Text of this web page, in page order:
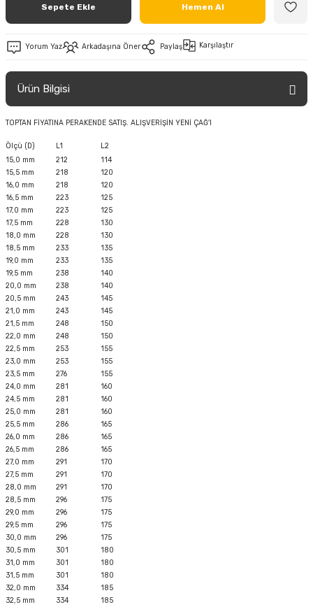
Sepete Ekle Hemen Al
Yorum Yaz Arkadaşına Öner Paylaş Karşılaştır
Ürün Bilgisi
TOPTAN FİYATINA PERAKENDE SATIŞ. ALIŞVERİŞİN YENİ ÇAĞ'I
Ölçü (D) L1
L2
15,0 mm
212
114
15,5 mm
218
120
16,0 mm
218
120
16,5 mm
223
125
17,0 mm
223
125
17,5 mm
228
130
18,0 mm
228
130
18,5 mm
233
135
19,0 mm
233
135
19,5 mm
238
140
20,0 mm
238
140
20,5 mm
243
145
21,0 mm
243
145
21,5 mm
248
150
22,0 mm
248
150
22,5 mm
253
155
23,0 mm
253
155
23,5 mm
276
155
24,0 mm
281
160
24,5 mm
281
160
25,0 mm
281
160
25,5 mm
286
165
26,0 mm
286
165
26,5 mm
286
165
27,0 mm
291
170
27,5 mm
291
170
28,0 mm
291
170
28,5 mm
296
175
29,0 mm
296
175
29,5 mm
296
175
30,0 mm
296
175
30,5 mm
301
180
31,0 mm
301
180
31,5 mm
301
180
32,0 mm
334
185
32,5 mm
334
185